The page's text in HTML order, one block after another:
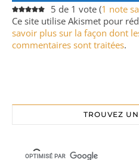
5 de 1 vote (1 note
Ce site utilise Akismet pour
savoir plus sur la façon dont
commentaires sont traitées.
TROUVEZ